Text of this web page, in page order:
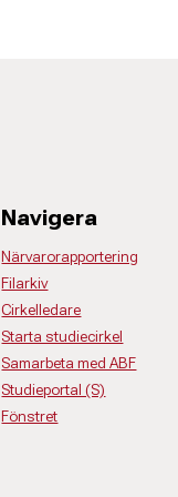
Navigera
Närvarorapportering
Filarkiv
Cirkelledare
Starta studiecirkel
Samarbeta med ABF
Studieportal (S)
Fönstret